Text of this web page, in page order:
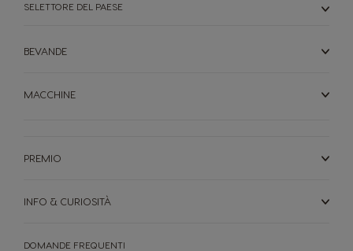
SELETTORE DEL PAESE
BEVANDE
MACCHINE
PREMIO
INFO & CURIOSITÀ
DOMANDE FREQUENTI